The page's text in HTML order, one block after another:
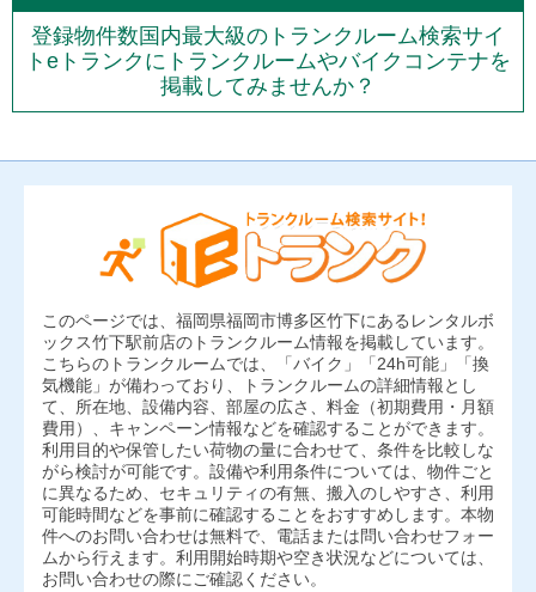
登録物件数国内最大級のトランクルーム検索サイ
トeトランクにトランクルームやバイクコンテナを
掲載してみませんか？
このページでは、福岡県福岡市博多区竹下にあるレンタルボ
ックス竹下駅前店のトランクルーム情報を掲載しています。
こちらのトランクルームでは、「バイク」「24h可能」「換
気機能」が備わっており、トランクルームの詳細情報とし
て、所在地、設備内容、部屋の広さ、料金（初期費用・月額
費用）、キャンペーン情報などを確認することができます。
利用目的や保管したい荷物の量に合わせて、条件を比較しな
がら検討が可能です。設備や利用条件については、物件ごと
に異なるため、セキュリティの有無、搬入のしやすさ、利用
可能時間などを事前に確認することをおすすめします。本物
件へのお問い合わせは無料で、電話または問い合わせフォー
ムから行えます。利用開始時期や空き状況などについては、
お問い合わせの際にご確認ください。